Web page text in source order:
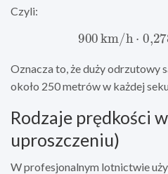
Czyli:
900km/h ⋅
Oznacza to, że duży odrzutowy
około 250 metrów w każdej
Rodzaje prędkości
uproszczeniu)
W profesjonalnym lotnictwie